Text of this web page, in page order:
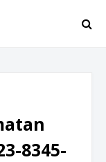
8345-